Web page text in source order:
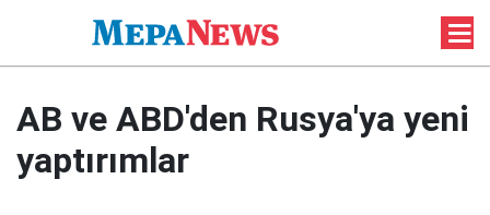
AB ve ABD'den Rusya'ya yeni
yaptırımlar